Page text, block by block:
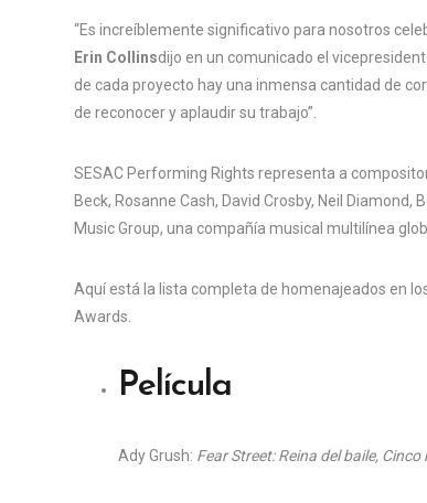
“Es increíblemente significativo para nosotros
Erin Collinsdijo en un comunicado el
de cada proyecto hay una inmensa cantidad de
de reconocer y aplaudir su trabajo”.
SESAC Performing Rights representa a
Beck, Rosanne Cash, David Crosby, Neil Diamond,
Music Group, una compañía musical multilínea
Aquí está la lista completa de homenajeados en
Awards.
Película
Ady Grush: Fear Street: Reina del baile,